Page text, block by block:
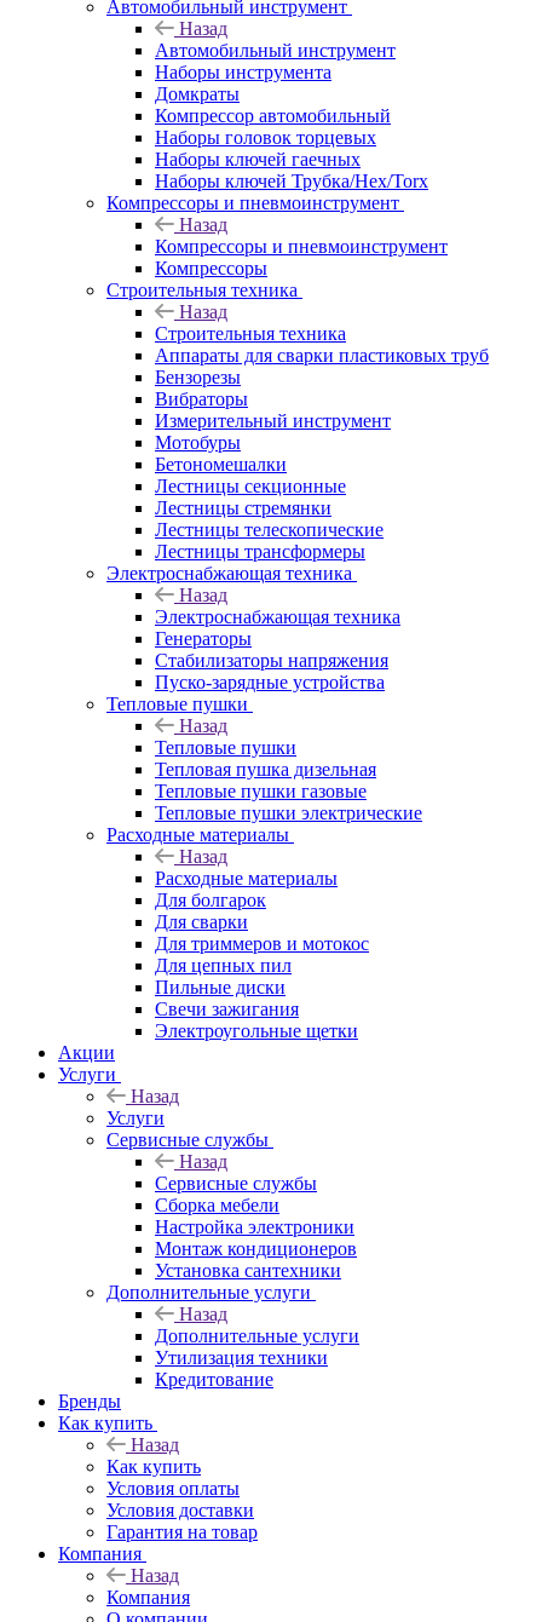
Автомобильный инструмент
Назад
Автомобильный инструмент
Наборы инструмента
Домкраты
Компрессор автомобильный
Наборы головок торцевых
Наборы ключей гаечных
Наборы ключей Трубка/Hex/Torx
Компрессоры и пневмоинструмент
Назад
Компрессоры и пневмоинструмент
Компрессоры
Строительныя техника
Назад
Строительныя техника
Аппараты для сварки пластиковых труб
Бензорезы
Вибраторы
Измерительный инструмент
Мотобуры
Бетономешалки
Лестницы секционные
Лестницы стремянки
Лестницы телескопические
Лестницы трансформеры
Электроснабжающая техника
Назад
Электроснабжающая техника
Генераторы
Стабилизаторы напряжения
Пуско-зарядные устройства
Тепловые пушки
Назад
Тепловые пушки
Тепловая пушка дизельная
Тепловые пушки газовые
Тепловые пушки электрические
Расходные материалы
Назад
Расходные материалы
Для болгарок
Для сварки
Для триммеров и мотокос
Для цепных пил
Пильные диски
Свечи зажигания
Электроугольные щетки
Акции
Услуги
Назад
Услуги
Сервисные службы
Назад
Сервисные службы
Сборка мебели
Настройка электроники
Монтаж кондиционеров
Установка сантехники
Дополнительные услуги
Назад
Дополнительные услуги
Утилизация техники
Кредитование
Бренды
Как купить
Назад
Как купить
Условия оплаты
Условия доставки
Гарантия на товар
Компания
Назад
Компания